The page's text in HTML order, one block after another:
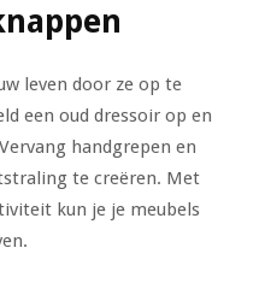
leven door ze op te
een oud dressoir op en
handgrepen en
te creëren. Met
kun je je meubels